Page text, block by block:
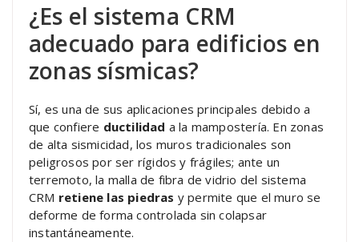
¿Es el sistema CRM
adecuado para edificios en
zonas sísmicas?
Sí, es una de sus aplicaciones principales debido a
que confiere ductilidad a la mampostería. En zonas
de alta sismicidad, los muros tradicionales son
peligrosos por ser rígidos y frágiles; ante un
terremoto, la malla de fibra de vidrio del sistema
CRM retiene las piedras y permite que el muro se
deforme de forma controlada sin colapsar
instantáneamente.